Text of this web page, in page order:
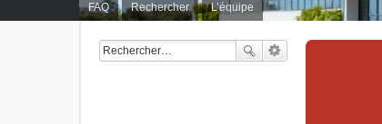
FAQ Rechercher L’équipe